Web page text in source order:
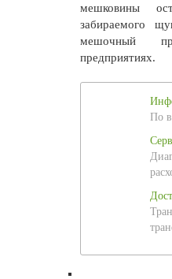
мешковины
забираемого
мешочный
предприятиях.
По